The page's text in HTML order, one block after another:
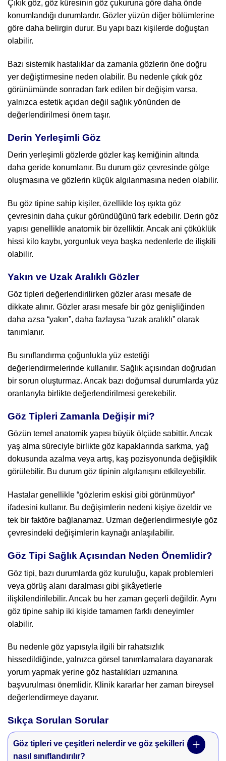
Çıkık göz, göz küresinin göz çukuruna göre daha önde
konumlandığı durumlardır. Gözler yüzün diğer bölümlerine
göre daha belirgin durur. Bu yapı bazı kişilerde doğuştan
olabilir.
Bazı sistemik hastalıklar da zamanla gözlerin öne doğru
yer değiştirmesine neden olabilir. Bu nedenle çıkık göz
görünümünde sonradan fark edilen bir değişim varsa,
yalnızca estetik açıdan değil sağlık yönünden de
değerlendirilmesi önem taşır.
Derin Yerleşimli Göz
Derin yerleşimli gözlerde gözler kaş kemiğinin altında
daha geride konumlanır. Bu durum göz çevresinde gölge
oluşmasına ve gözlerin küçük algılanmasına neden olabilir.
Bu göz tipine sahip kişiler, özellikle loş ışıkta göz
çevresinin daha çukur göründüğünü fark edebilir. Derin göz
yapısı genellikle anatomik bir özelliktir. Ancak ani çöküklük
hissi kilo kaybı, yorgunluk veya başka nedenlerle de ilişkili
olabilir.
Yakın ve Uzak Aralıklı Gözler
Göz tipleri değerlendirilirken gözler arası mesafe de
dikkate alınır. Gözler arası mesafe bir göz genişliğinden
daha azsa “yakın”, daha fazlaysa “uzak aralıklı” olarak
tanımlanır.
Bu sınıflandırma çoğunlukla yüz estetiği
değerlendirmelerinde kullanılır. Sağlık açısından doğrudan
bir sorun oluşturmaz. Ancak bazı doğumsal durumlarda yüz
oranlarıyla birlikte değerlendirilmesi gerekebilir.
Göz Tipleri Zamanla Değişir mi?
Gözün temel anatomik yapısı büyük ölçüde sabittir. Ancak
yaş alma süreciyle birlikte göz kapaklarında sarkma, yağ
dokusunda azalma veya artış, kaş pozisyonunda değişiklik
görülebilir. Bu durum göz tipinin algılanışını etkileyebilir.
Hastalar genellikle “gözlerim eskisi gibi görünmüyor”
ifadesini kullanır. Bu değişimlerin nedeni kişiye özeldir ve
tek bir faktöre bağlanamaz. Uzman değerlendirmesiyle göz
çevresindeki değişimlerin kaynağı anlaşılabilir.
Göz Tipi Sağlık Açısından Neden Önemlidir?
Göz tipi, bazı durumlarda göz kuruluğu, kapak problemleri
veya görüş alanı daralması gibi şikâyetlerle
ilişkilendirilebilir. Ancak bu her zaman geçerli değildir. Aynı
göz tipine sahip iki kişide tamamen farklı deneyimler
olabilir.
Bu nedenle göz yapısıyla ilgili bir rahatsızlık
hissedildiğinde, yalnızca görsel tanımlamalara dayanarak
yorum yapmak yerine göz hastalıkları uzmanına
başvurulması önemlidir. Klinik kararlar her zaman bireysel
değerlendirmeye dayanır.
Sıkça Sorulan Sorular
Göz tipleri ve çeşitleri nelerdir ve göz şekilleri
nasıl sınıflandırılır?